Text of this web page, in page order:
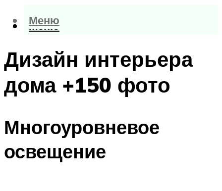
Меню
Меню
Дизайн интерьера
дома +150 фото
Многоуровневое
освещение